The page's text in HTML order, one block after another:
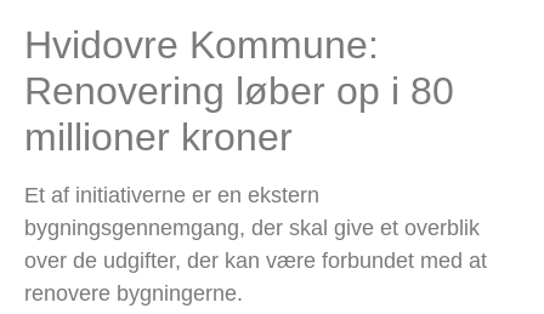
Hvidovre Kommune:
Renovering løber op i 80
millioner kroner
Et af initiativerne er en ekstern
bygningsgennemgang, der skal give et overblik
over de udgifter, der kan være forbundet med at
renovere bygningerne.